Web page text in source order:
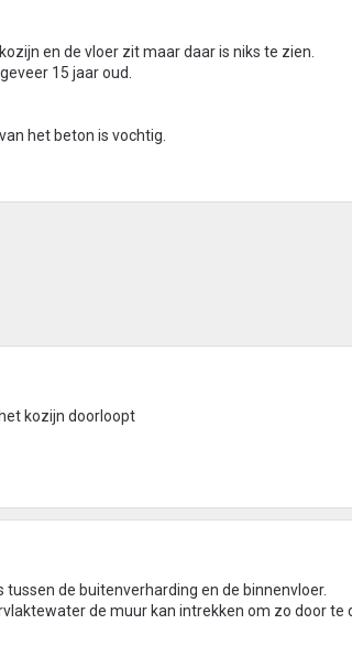
en de vloer zit maar daar is niks te zien.
15 jaar oud.
het beton is vochtig.
kozijn doorloopt
de buitenverharding en de binnenvloer.
de muur kan intrekken om zo door te